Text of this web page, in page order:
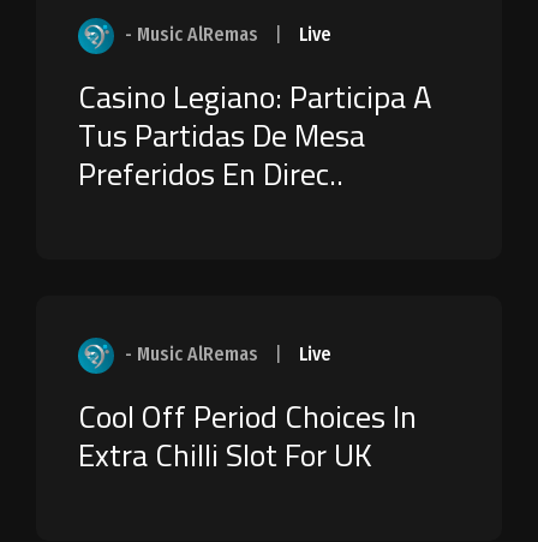
- Music AlRemas Live
Casino Legiano: Participa A
Tus Partidas De Mesa
Preferidos En Direc..
- Music AlRemas Live
Cool Off Period Choices In
Extra Chilli Slot For UK